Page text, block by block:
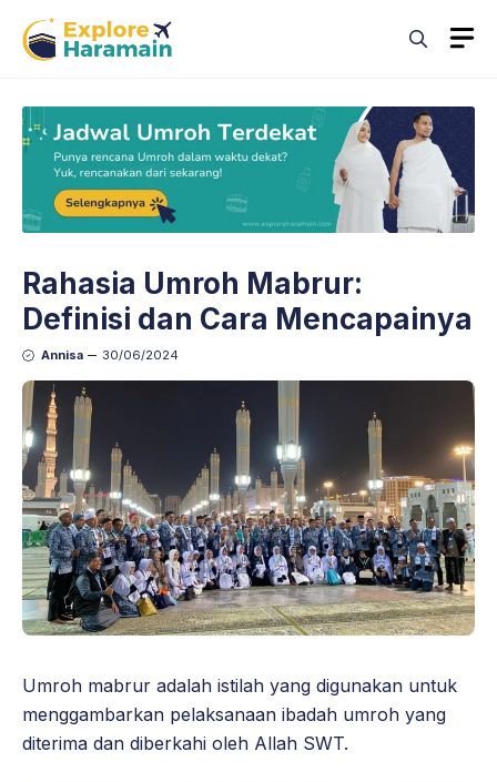
content
Rahasia Umroh Mabrur:
Definisi dan Cara Mencapainya
Annisa 30/06/2024
Umroh mabrur adalah istilah yang digunakan untuk
menggambarkan pelaksanaan ibadah umroh yang
diterima dan diberkahi oleh Allah SWT.